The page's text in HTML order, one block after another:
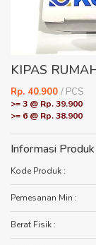
KIPAS
Rp. 40.900 / PCS
>= 3 @ Rp. 39.900
>= 6 @ Rp. 38.900
Informasi Produk
Kode Produk :
Pemesanan Min :
Berat Fisik :